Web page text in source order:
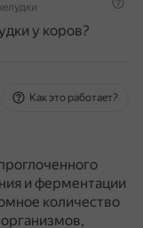
у коров?
Как это работает?
и ферментации
количество